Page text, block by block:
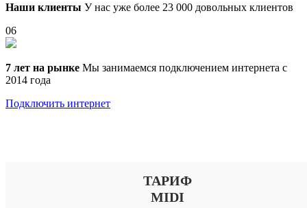
Наши клиенты У нас уже более 23 000 довольных клиентов
06
7 лет на рынке Мы занимаемся подключением интернета с
2014 года
Подключить интернет
ТАРИФ
MIDI